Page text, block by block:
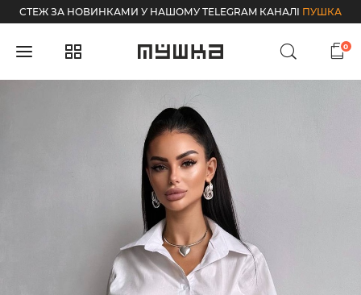
СТЕЖ ЗА НОВИНКАМИ У НАШОМУ TELEGRAM КАНАЛІ ПУШКА
0